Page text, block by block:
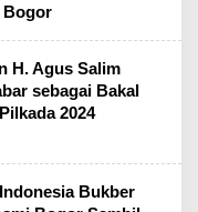
Bogor
H. Agus Salim
sebagai Bakal
2024
Bukber